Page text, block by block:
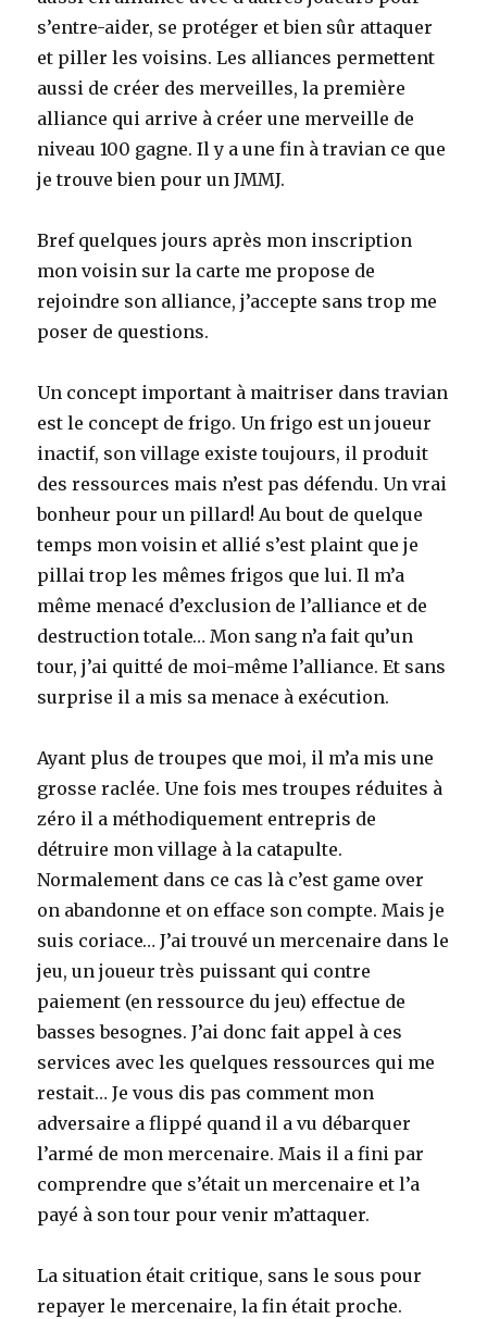
s’entre-aider, se protéger et bien sûr attaquer
et piller les voisins. Les alliances permettent
aussi de créer des merveilles, la première
alliance qui arrive à créer une merveille de
niveau 100 gagne. Il y a une fin à travian ce que
je trouve bien pour un JMMJ.
Bref quelques jours après mon inscription
mon voisin sur la carte me propose de
rejoindre son alliance, j’accepte sans trop me
poser de questions.
Un concept important à maitriser dans travian
est le concept de frigo. Un frigo est un joueur
inactif, son village existe toujours, il produit
des ressources mais n’est pas défendu. Un vrai
bonheur pour un pillard! Au bout de quelque
temps mon voisin et allié s’est plaint que je
pillai trop les mêmes frigos que lui. Il m’a
même menacé d’exclusion de l’alliance et de
destruction totale… Mon sang n’a fait qu’un
tour, j’ai quitté de moi-même l’alliance. Et sans
surprise il a mis sa menace à exécution.
Ayant plus de troupes que moi, il m’a mis une
grosse raclée. Une fois mes troupes réduites à
zéro il a méthodiquement entrepris de
détruire mon village à la catapulte.
Normalement dans ce cas là c’est game over
on abandonne et on efface son compte. Mais je
suis coriace… J’ai trouvé un mercenaire dans le
jeu, un joueur très puissant qui contre
paiement (en ressource du jeu) effectue de
basses besognes. J’ai donc fait appel à ces
services avec les quelques ressources qui me
restait… Je vous dis pas comment mon
adversaire a flippé quand il a vu débarquer
l’armé de mon mercenaire. Mais il a fini par
comprendre que s’était un mercenaire et l’a
payé à son tour pour venir m’attaquer.
La situation était critique, sans le sous pour
repayer le mercenaire, la fin était proche.